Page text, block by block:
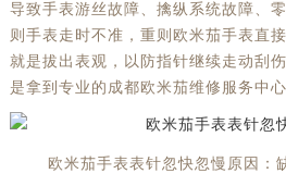
导致手表游丝故障、擒纵系统故障、
则手表走时不准，重则欧米茄手表直
就是拔出表观，以防指针继续走动刮
是拿到专业的成都欧米茄维修服务中心
欧米茄手表表针忽快忽慢原因：